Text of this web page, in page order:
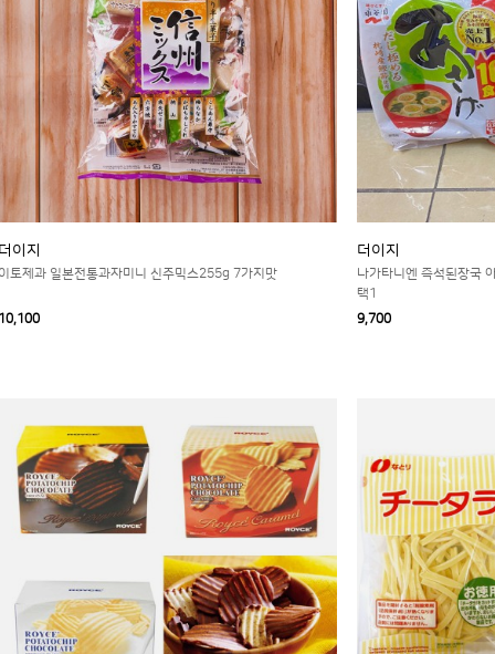
이지
토제과 일본전통과자미니 신주믹스255g 7가지맛
더이지
나가타니엔 즉석된장국
택1
9,700